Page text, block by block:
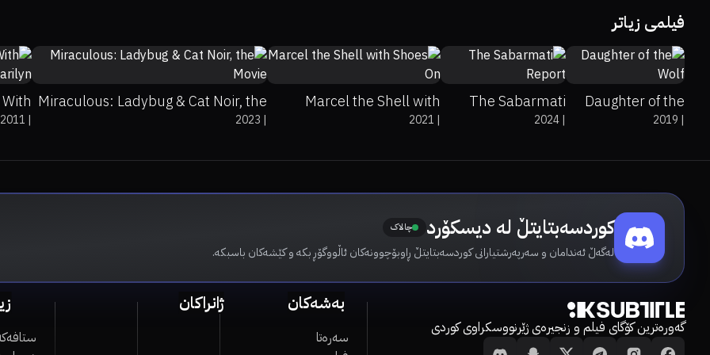
فیلمی زیاتر
5.3
22%
36%
Daughter of the
Wolf|
2019
The Sabarmati
Report|
2024
Marcel the Shell with
Shoes On|
2021
Miraculous: Ladybug & Cat Noir, the
Movie|
2023
|
2011
کوردسەبتایتڵ لە دیسکۆرد چالاک
لەگەڵ ئەندامان و سەرپەرشتیارانی کوردسەبتایتڵ ڕاوبۆچوونەکان ئاڵووگۆڕ بکە و کێشەکان باسبکە.
گەورەترین کۆگای فیلم و زنجیرەی ژێرنووسکراوی کوردی
بەشەکان
سەرەتا
ژانراکان